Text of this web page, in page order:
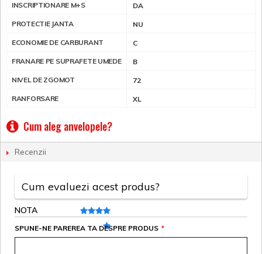
INSCRIPTIONARE M+S DA
PROTECTIE JANTA NU
ECONOMIE DE CARBURANT C
FRANARE PE SUPRAFETE UMEDE B
NIVEL DE ZGOMOT 72
RANFORSARE XL
Cum aleg anvelopele?
Recenzii
Cum evaluezi acest produs?
NOTA
*
SPUNE-NE PAREREA TA DESPRE PRODUS